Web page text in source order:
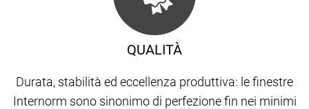
QUALITÀ
Durata, stabilità ed eccellenza produttiva: le finestre
Internorm sono sinonimo di perfezione fin nei minimi